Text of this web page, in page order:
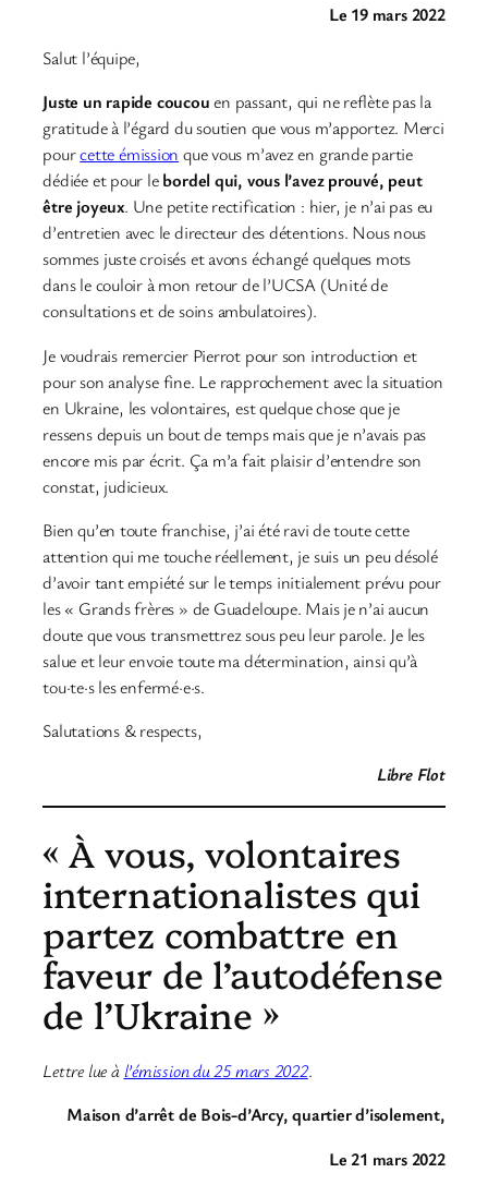
Le 19 mars 2022
Salut l’équipe,
Juste un rapide coucouen passant, qui ne reflète pas la
gratitude à l’égard du soutien que vous m’apportez. Merci
pourcette émission que vous m’avez en grande partie
dédiée et pour lebordel qui, vous l’avez prouvé, peut
être joyeux. Une petite rectification : hier, je n’ai pas eu
d’entretien avec le directeur des détentions. Nous nous
sommes juste croisés et avons échangé quelques mots
dans le couloir à mon retour de l’UCSA (Unité de
consultations et de soins ambulatoires).
Je voudrais remercier Pierrot pour son introduction et
pour son analyse fine. Le rapprochement avec la situation
en Ukraine, les volontaires, est quelque chose que je
ressens depuis un bout de temps mais que je n’avais pas
encore mis par écrit. Ça m’a fait plaisir d’entendre son
constat, judicieux.
Bien qu’en toute franchise, j’ai été ravi de toute cette
attention qui me touche réellement, je suis un peu désolé
d’avoir tant empiété sur le temps initialement prévu pour
les « Grands frères » de Guadeloupe. Mais je n’ai aucun
doute que vous transmettrez sous peu leur parole. Je les
salue et leur envoie toute ma détermination, ainsi qu’à
tou·te·s les enfermé·e·s.
Salutations & respects,
Libre Flot
« À vous, volontaires
internationalistes qui
partez combattre en
faveur de l’autodéfense
de l’Ukraine »
Lettre lue à l’émission du 25 mars 2022.
Maison d’arrêt de Bois-d’Arcy, quartier d’isolement,
Le 21 mars 2022